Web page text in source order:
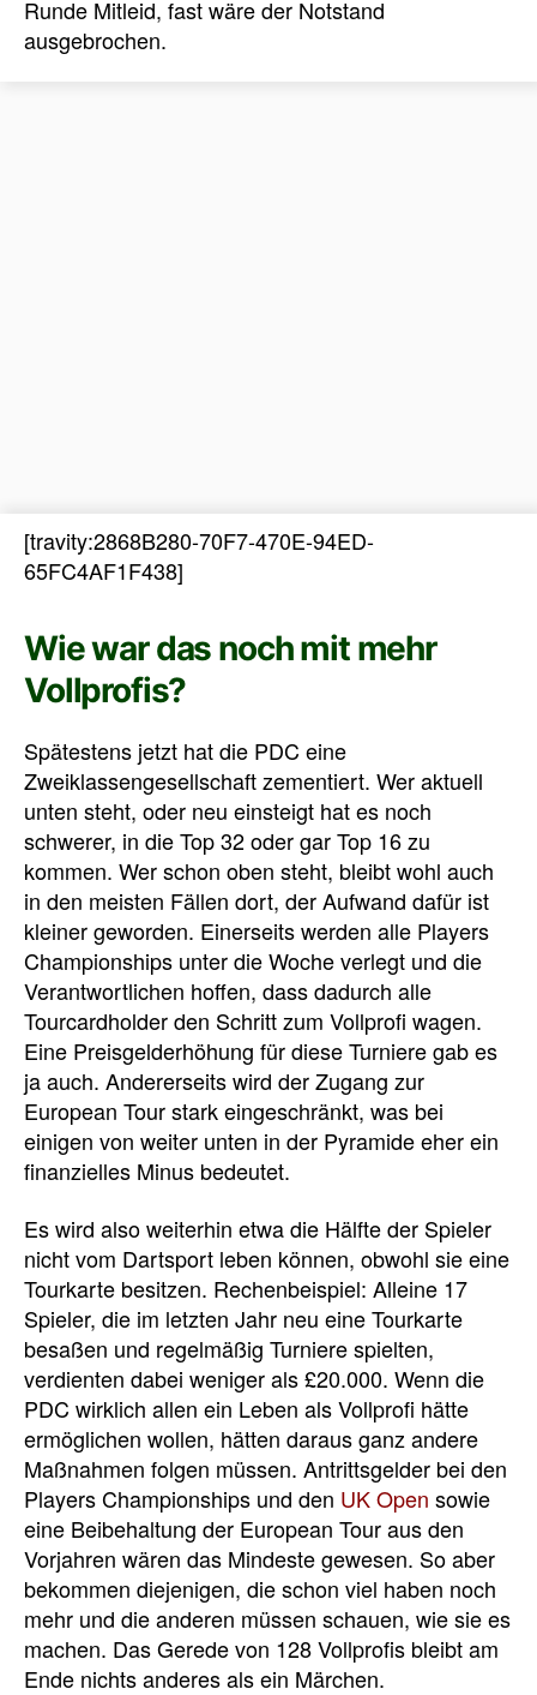
Runde Mitleid, fast wäre der Notstand
ausgebrochen.
[travity:2868B280-70F7-470E-94ED-
65FC4AF1F438]
Wie war das noch mit mehr
Vollprofis?
Spätestens jetzt hat die PDC eine
Zweiklassengesellschaft zementiert. Wer aktuell
unten steht, oder neu einsteigt hat es noch
schwerer, in die Top 32 oder gar Top 16 zu
kommen. Wer schon oben steht, bleibt wohl auch
in den meisten Fällen dort, der Aufwand dafür ist
kleiner geworden. Einerseits werden alle Players
Championships unter die Woche verlegt und die
Verantwortlichen hoffen, dass dadurch alle
Tourcardholder den Schritt zum Vollprofi wagen.
Eine Preisgelderhöhung für diese Turniere gab es
ja auch. Andererseits wird der Zugang zur
European Tour stark eingeschränkt, was bei
einigen von weiter unten in der Pyramide eher ein
finanzielles Minus bedeutet.
Es wird also weiterhin etwa die Hälfte der Spieler
nicht vom Dartsport leben können, obwohl sie eine
Tourkarte besitzen. Rechenbeispiel: Alleine 17
Spieler, die im letzten Jahr neu eine Tourkarte
besaßen und regelmäßig Turniere spielten,
verdienten dabei weniger als £20.000. Wenn die
PDC wirklich allen ein Leben als Vollprofi hätte
ermöglichen wollen, hätten daraus ganz andere
Maßnahmen folgen müssen. Antrittsgelder bei den
Players Championships und den UK Open sowie
eine Beibehaltung der European Tour aus den
Vorjahren wären das Mindeste gewesen. So aber
bekommen diejenigen, die schon viel haben noch
mehr und die anderen müssen schauen, wie sie es
machen. Das Gerede von 128 Vollprofis bleibt am
Ende nichts anderes als ein Märchen.